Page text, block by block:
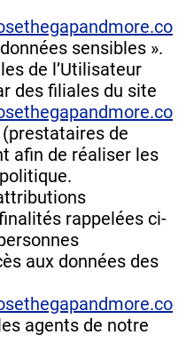
sensibles ».
de l’Utilisateur
des filiales du site
de
afin de réaliser les
rappelées ci-
aux données des
agents de notre